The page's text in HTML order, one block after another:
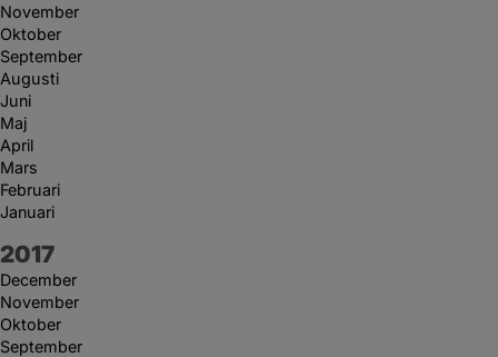
November
Oktober
September
Augusti
Juni
Maj
April
Mars
Februari
Januari
År:
2017
December
November
Oktober
September